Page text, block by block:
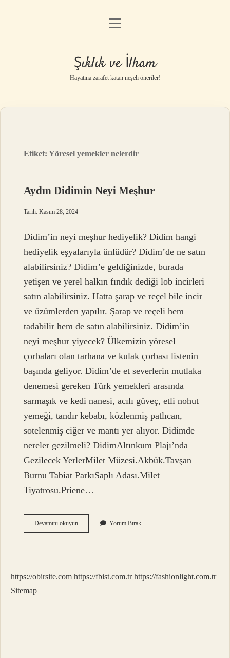
Anasayfa
Gizlilik Politikası
Yasal Uyarı
menüyü
Şıklık ve İlham
Hayatına zarafet katan neşeli öneriler!
Etiket:Yöresel yemekler nelerdir
Aydın Didimin Neyi Meşhur
Tarih: Kasım 28, 2024
Didim’in neyi meşhur hediyelik? Didim hangi
hediyelik eşyalarıyla ünlüdür? Didim’de ne satın
alabilirsiniz? Didim’e geldiğinizde, burada
yetişen ve yerel halkın fındık dediği lob incirleri
satın alabilirsiniz. Hatta şarap ve reçel bile incir
ve üzümlerden yapılır. Şarap ve reçeli hem
tadabilir hem de satın alabilirsiniz. Didim’in
neyi meşhur yiyecek? Ülkemizin yöresel
çorbaları olan tarhana ve kulak çorbası listenin
başında geliyor. Didim’de et severlerin mutlaka
denemesi gereken Türk yemekleri arasında
sarmaşık ve kedi nanesi, acılı güveç, etli nohut
yemeği, tandır kebabı, közlenmiş patlıcan,
sotelenmiş ciğer ve mantı yer alıyor. Didimde
nereler gezilmeli? DidimAltınkum Plajı’nda
Gezilecek YerlerMilet Müzesi.Akbük.Tavşan
Burnu Tabiat ParkıSaplı Adası.Milet
Tiyatrosu.Priene…
Devamını okuyunAydın
Didimin
Yorum Bırak
https://obirsite.com https://fbist.com.tr https://fashionlight.com.tr
Sitemap